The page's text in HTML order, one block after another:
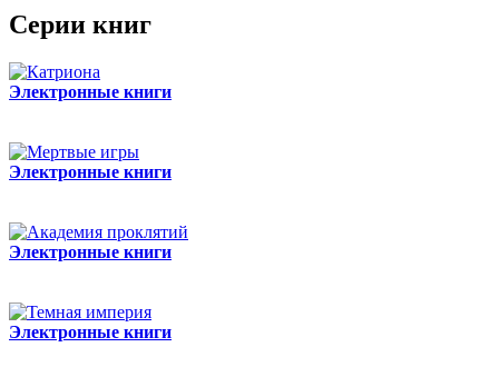
Серии книг
Электронные книги
Электронные книги
Электронные книги
Электронные книги